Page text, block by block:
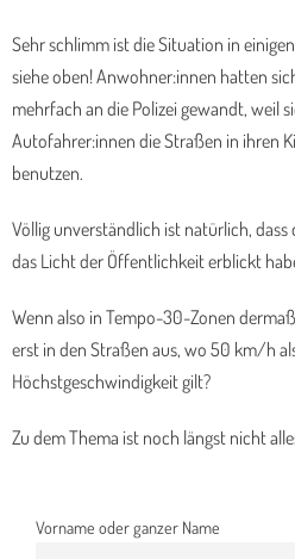
Sehr schlimm ist die Situation in
siehe oben! Anwohner:innen hatten
mehrfach an die Polizei gewandt, weil
Autofahrer:innen die Straßen in ihren
benutzen.
Völlig unverständlich ist natürlich,
das Licht der Öffentlichkeit erblickt
Wenn also in Tempo-30-Zonen
erst in den Straßen aus, wo 50 km/h
Höchstgeschwindigkeit gilt?
Zu dem Thema ist noch längst nicht
Vorname oder ganzer Name